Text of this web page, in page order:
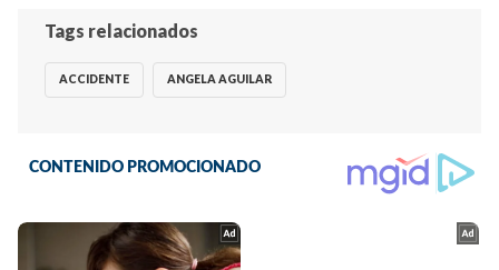
Tags relacionados
ACCIDENTE ANGELA AGUILAR